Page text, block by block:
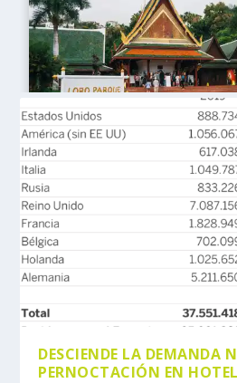
DESCIENDE LA DEMANDA
PERNOCTACIÓN EN